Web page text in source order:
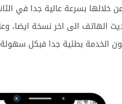
بسرعة عالية جدا في
الهاتف الى اخر نسخة ايضا،
الخدمة بطئية جدا فبكل سهولة